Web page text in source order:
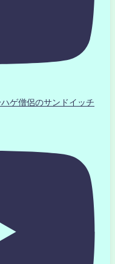
ゲ僧侶のサンドイッチ